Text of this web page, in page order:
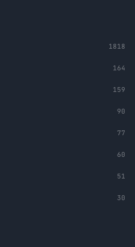
1818
164
159
90
77
60
51
30